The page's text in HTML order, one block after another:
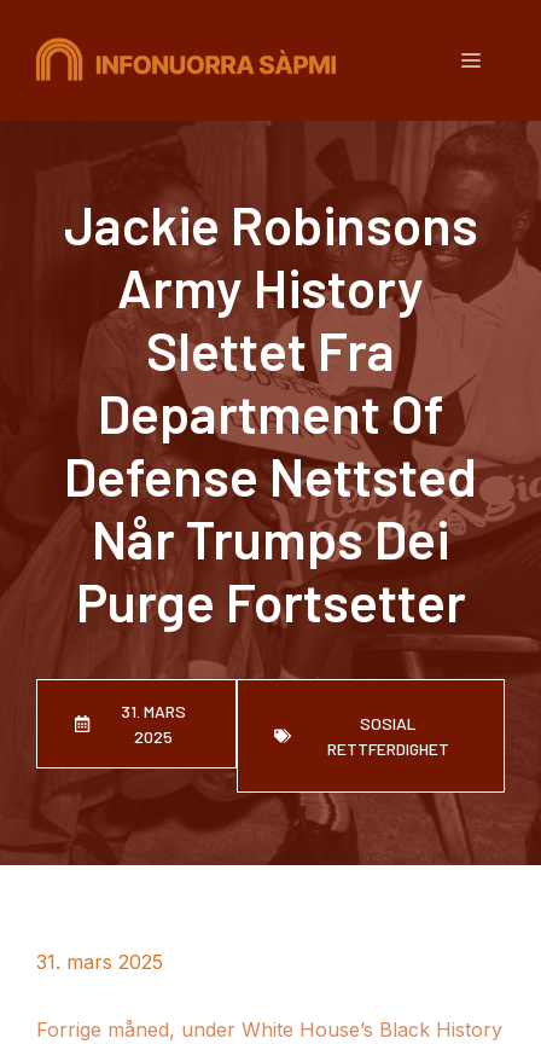
Meny
Jackie Robinsons
Army History
Slettet Fra
Department Of
Defense Nettsted
Når Trumps Dei
Purge Fortsetter
31. MARS
2025
SOSIAL
RETTFERDIGHET
31. mars 2025
Forrige måned, under White House’s Black History